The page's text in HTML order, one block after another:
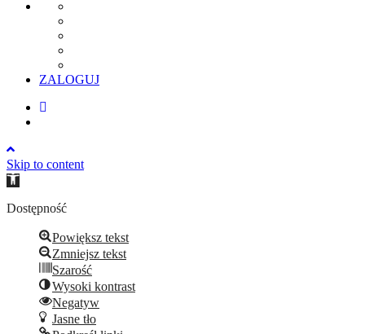
ZALOGUJ
Skip to content
Open
Dostępność
Powiększ tekst
Zmniejsz tekst
Szarość
Wysoki kontrast
Negatyw
Jasne tło